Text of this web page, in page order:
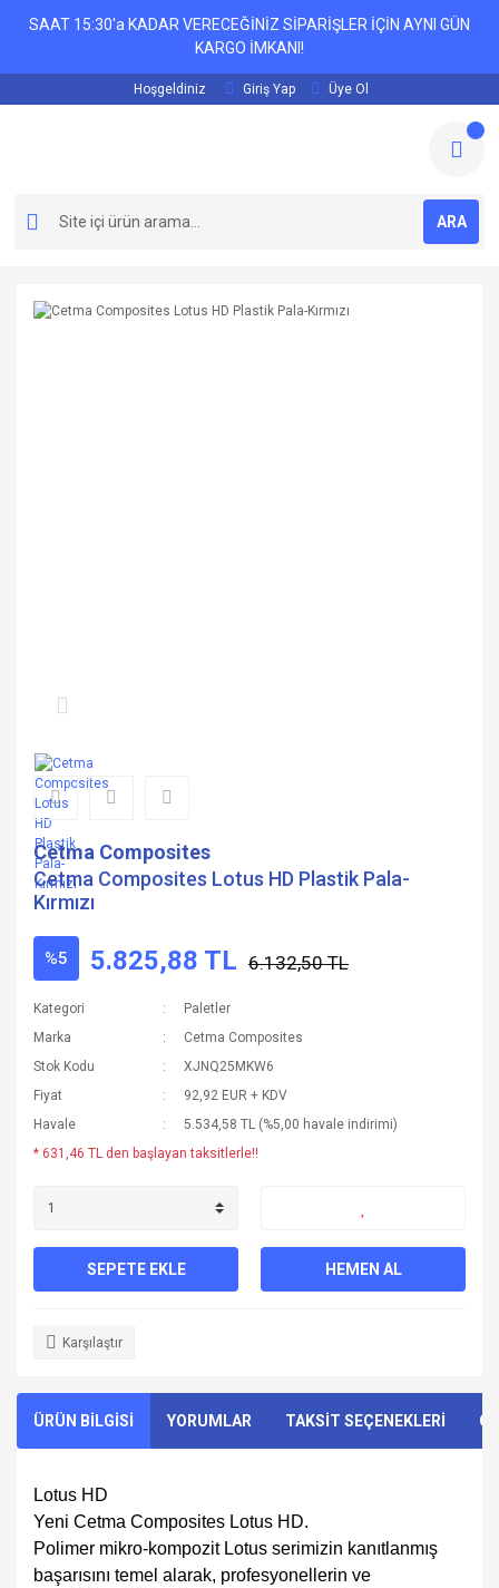
SAAT 15:30'a KADAR VERECEĞİNİZ SİPARİŞLER İÇİN AYNI GÜN
KARGO İMKANI!
Hoşgeldiniz Giriş Yap Üye Ol
ARA
Cetma Composites
Cetma Composites Lotus HD Plastik Pala-
Kırmızı
%5 5.825,88 TL 6.132,50 TL
Kategori
Paletler
Marka
Cetma Composites
Stok Kodu
XJNQ25MKW6
Fiyat
92,92 EUR + KDV
Havale
5.534,58 TL (%5,00 havale indirimi)
* 631,46 TL den başlayan taksitlerle!!
SEPETE EKLE HEMEN AL
Karşılaştır
ÜRÜN BİLGİSİ YORUMLAR TAKSİT SEÇENEKLERİ
Lotus HD
Yeni Cetma Composites Lotus HD.
Polimer mikro-kompozit Lotus serimizin kanıtlanmış
başarısını temel alarak, profesyonellerin ve